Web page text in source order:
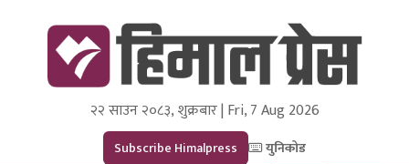
Himal Press
Dot NewsyNepal Media and Research Pvt Ltd.
२२ साउन २०८३, शुक्रबार | Fri, 7 Aug 2026
Subscribe Himalpress युनिकोड